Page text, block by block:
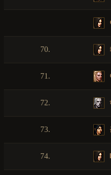
70.
71.
72.
73.
74.